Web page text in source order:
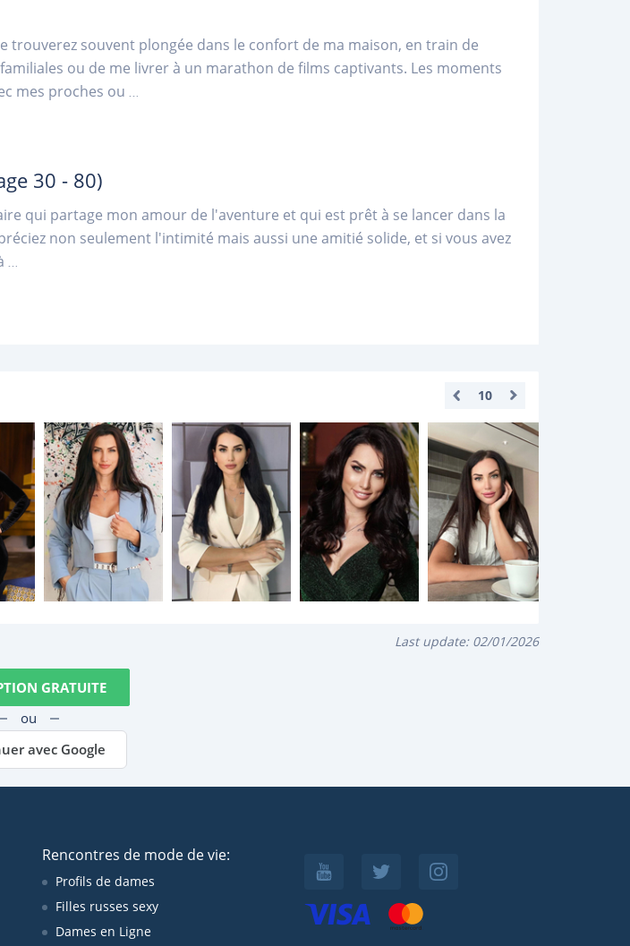
trouverez souvent plongée dans le confort de ma maison, en train de
ou de me livrer à un marathon de films captivants. Les moments
mes proches ou ...
30 - 80)
qui partage mon amour de l'aventure et qui est prêt à se lancer dans la
non seulement l'intimité mais aussi une amitié solide, et si vous avez
...
10
Last update: 02/01/2026
GRATUITE
ou
avec Google
Rencontres de mode de vie:
Profils de dames
Filles russes sexy
Dames en Ligne